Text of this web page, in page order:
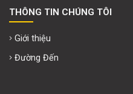
THÔNG TIN CHÚNG TÔI
Giới thiệu
Đường Đến